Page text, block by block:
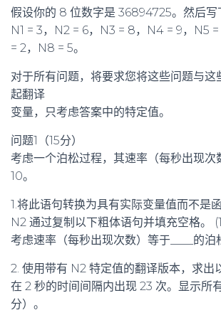
假设你的 8 位数字是 36894725。然后写
N1 = 3，N2 = 6，N3 = 8，N4 = 9，N5
= 2，N8 = 5。
对于所有问题，将要求您将这些问题与这
起翻译
变量，只考虑答案中的特定值。
问题1（15分）
考虑一个泊松过程，其速率（每秒出现次
10。
1.将此语句转换为具有实际变量值而不是
N2 通过复制以下粗体语句并填充空格。
考虑速率（每秒出现次数）等于____的泊
2. 使用带有 N2 特定值的翻译版本，求出
在 2 秒的时间间隔内出现 23 次。显示所
分）。